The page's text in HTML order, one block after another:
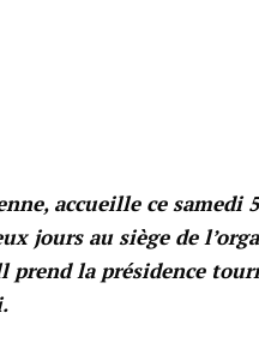
accueille ce samedi
jours au siège de
prend la présidence